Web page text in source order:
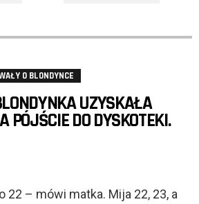
O BLONDYNCE
UZYSKAŁA
PÓJŚCIE DO DYSKOTEKI.
22 – mówi matka. Mija 22, 23, a